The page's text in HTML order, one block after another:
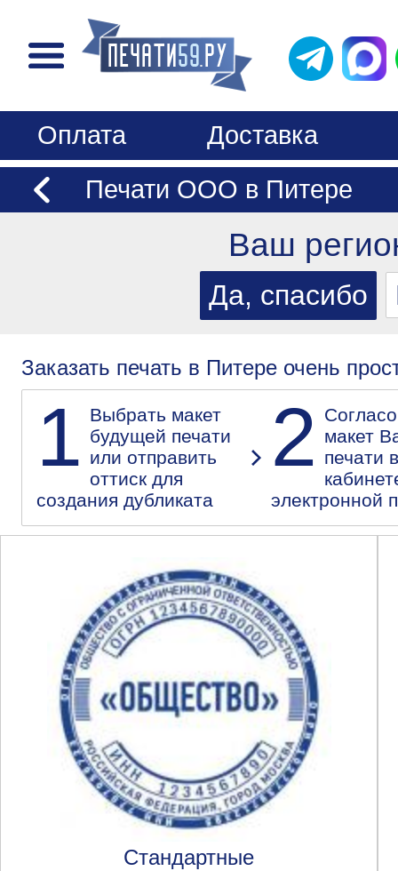
Оплата
Доставка
Печати ООО в Питере
Ваш
Заказать печать в Питере очень
1 Выбрать макет
будущей печати
или отправить
оттиск для
создания дубликата
2
макет
печати
электронной
Стандартные